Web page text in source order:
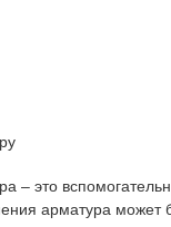
– это
арматура может